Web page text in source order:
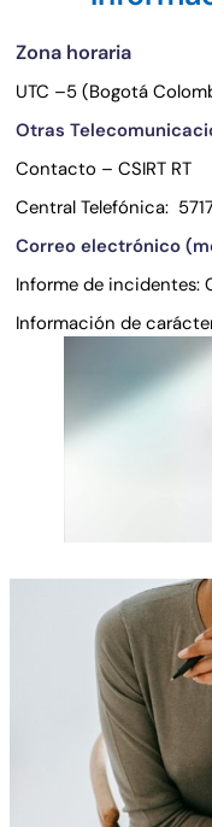
Zona horaria
UTC –5 (Bogotá
Otras
Contacto – CSIRT RT
Central Telefónica:
Correo electrónico
Informe de incidentes:
Información de carácter